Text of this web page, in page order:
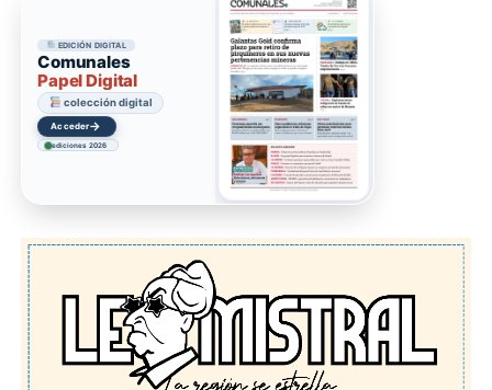
EDICIÓN DIGITAL
Comunales
Papel Digital
colección digital
Acceder→
ediciones 2026